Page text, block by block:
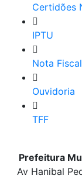
Certidões
IPTU
Nota
Ouvidoria
TFF
Prefeitura
Av Hanibal